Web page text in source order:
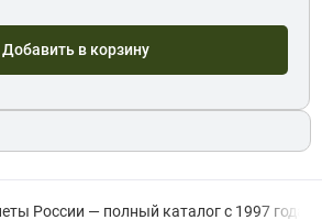
России — полный каталог с 1997 года:
Добавить в корзину